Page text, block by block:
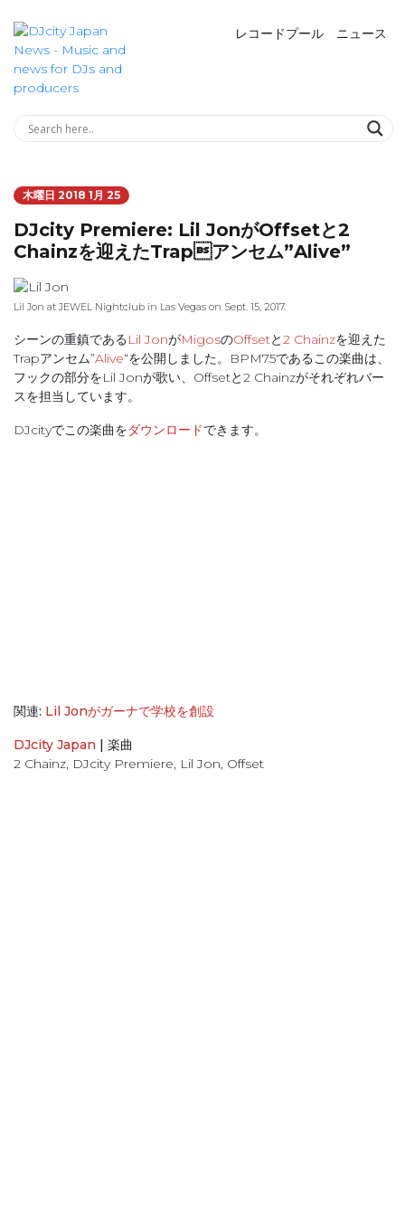
レコードプール ニュース
木曜日 2018 1月 25
DJcity Premiere: Lil JonがOffsetと2
Chainzを迎えたTrapアンセム”Alive”
Lil Jon at JEWEL Nightclub in Las Vegas on Sept. 15, 2017.
シーンの重鎮である Lil JonがMigosのOffsetと2 Chainzを迎えた
Trapアンセム”Alive“を公開しました。BPM75であるこの楽曲は、
フックの部分をLil Jonが歌い、Offsetと2 Chainzがそれぞれバー
スを担当しています。
DJcityでこの楽曲をダウンロードできます。
関連: Lil Jonがガーナで学校を創設
DJcity Japan | 楽曲
2 Chainz, DJcity Premiere, Lil Jon, Offset